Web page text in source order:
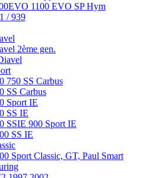
1100 EVO SP Hym
/ 939
2ème gen.
750 SS Carbus
SS Carbus
Sport IE
SS IE
SSIE 900 Sport IE
SS IE
Sport Classic, GT, Paul Smart